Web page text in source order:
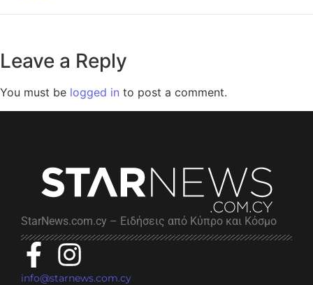
Leave a Reply
You must be logged in to post a comment.
StarNews.com.cy – Ειδήσεις από Κύπρο και Κόσμο
info@starnews.com.cy